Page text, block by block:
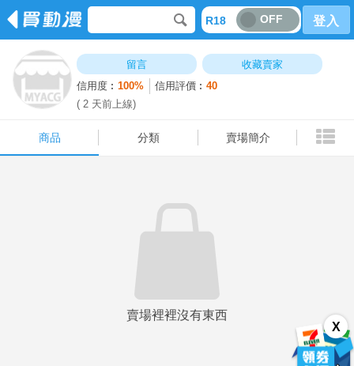
R18 OFF 登入
留言
收藏賣家
信用度︰100% 信用評價︰40
( 2 天前上線)
商品 分類 賣場簡介
X
賣場裡裡沒有東西
商品 分類 賣場簡介